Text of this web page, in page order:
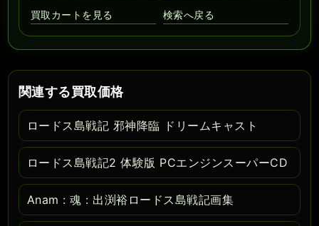
買取カートを見る 検索へ戻る
関連する買取価格
ロードス島戦記 邪神降臨 ドリームキャスト
ロードス島戦記2 体験版 PCエンジンスーパーCD
Anam : 魂 : 出渕裕ロードス島戦記画集